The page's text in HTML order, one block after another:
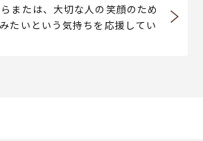
または、大切な人の笑顔のため
たいという気持ちを応援してい